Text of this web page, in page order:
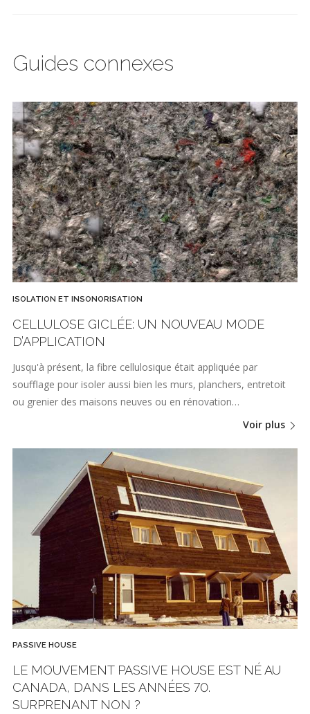
Guides connexes
ISOLATION ET INSONORISATION
CELLULOSE GICLÉE: UN NOUVEAU MODE
D’APPLICATION
Jusqu'à présent, la fibre cellulosique était appliquée par
soufflage pour isoler aussi bien les murs, planchers, entretoit
ou grenier des maisons neuves ou en rénovation…
Voir plus
PASSIVE HOUSE
LE MOUVEMENT PASSIVE HOUSE EST NÉ AU
CANADA, DANS LES ANNÉES 70.
SURPRENANT NON ?